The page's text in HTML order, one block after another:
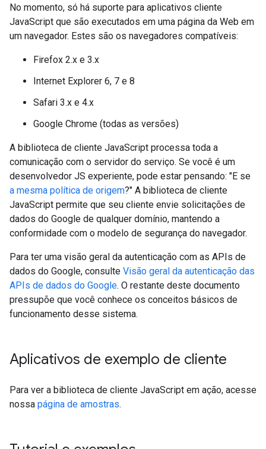
No momento, só há suporte para aplicativos cliente
JavaScript que são executados em uma página da Web em
um navegador. Estes são os navegadores compatíveis:
Firefox 2.x e 3.x
Internet Explorer 6, 7 e 8
Safari 3.x e 4.x
Google Chrome (todas as versões)
A biblioteca de cliente JavaScript processa toda a
comunicação com o servidor do serviço. Se você é um
desenvolvedor JS experiente, pode estar pensando: "E se
a mesma política de origem?" A biblioteca de cliente
JavaScript permite que seu cliente envie solicitações de
dados do Google de qualquer domínio, mantendo a
conformidade com o modelo de segurança do navegador.
Para ter uma visão geral da autenticação com as APIs de
dados do Google, consulte Visão geral da autenticação das
APIs de dados do Google. O restante deste documento
pressupõe que você conhece os conceitos básicos de
funcionamento desse sistema.
Aplicativos de exemplo de cliente
Para ver a biblioteca de cliente JavaScript em ação, acesse
nossa página de amostras.